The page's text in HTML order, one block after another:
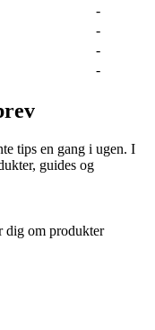
-
-
-
-
tips en gang i ugen. I
guides og